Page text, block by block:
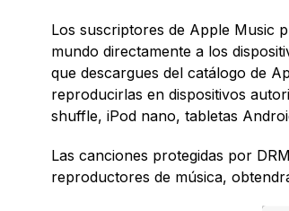
Los suscriptores de Apple Music
mundo directamente a los
que descargues del catálogo de
reproducirlas en dispositivos
shuffle, iPod nano, tabletas
Las canciones protegidas por
reproductores de música,